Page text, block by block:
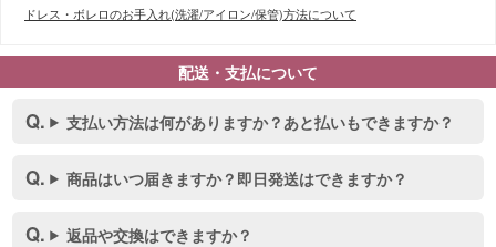
ドレス・ボレロのお手入れ(洗濯/アイロン/保管)方法について
配送・支払について
支払い方法は何がありますか？あと払いもできますか？
商品はいつ届きますか？即日発送はできますか？
返品や交換はできますか？